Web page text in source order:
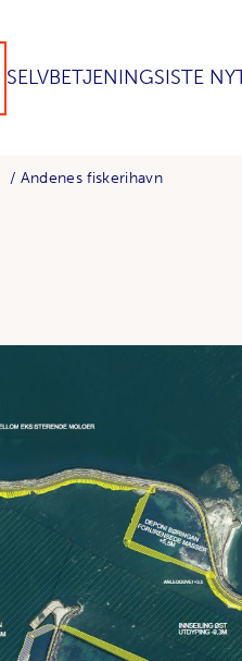
SELVBETJENINGSISTE
Andenes fiskerihavn